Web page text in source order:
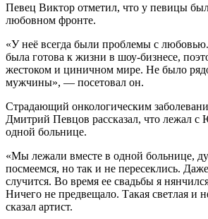
Певец Виктор отметил, что у певицы
любовном фронте.
«У неё всегда были проблемы с
была готова к жизни в шоу-бизнесе,
жестоком и циничном мире. Не было
мужчины», — посетовал он.
Страдающий онкологическим
Дмитрий Певцов рассказал, что лежал с
одной больнице.
«Мы лежали вместе в одной больнице,
посмеемся, но так и не пересеклись.
случится. Во время ее свадьбы я
Ничего не предвещало. Такая светлая
сказал артист.